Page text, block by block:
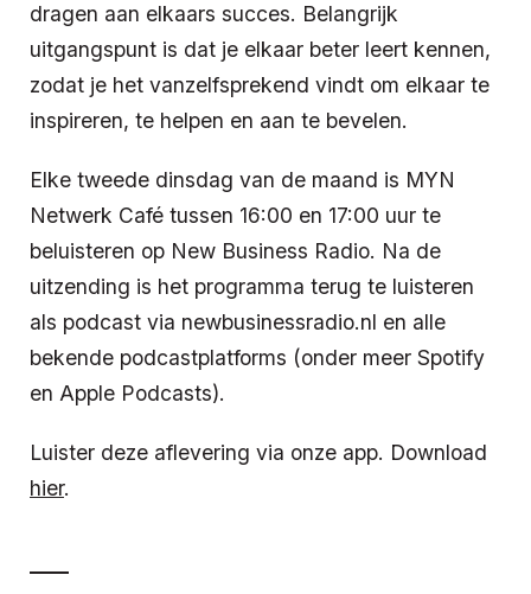
dragen aan elkaars succes. Belangrijk
uitgangspunt is dat je elkaar beter leert kennen,
zodat je het vanzelfsprekend vindt om elkaar te
inspireren, te helpen en aan te bevelen.
Elke tweede dinsdag van de maand is MYN
Netwerk Café tussen 16:00 en 17:00 uur te
beluisteren op New Business Radio. Na de
uitzending is het programma terug te luisteren
als podcast via newbusinessradio.nl en alle
bekende podcastplatforms (onder meer Spotify
en Apple Podcasts).
Luister deze aflevering via onze app. Download
hier.